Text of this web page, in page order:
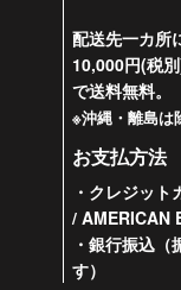
配送先一カ所
10,000円(税
で送料無料。
※沖縄・離島は
お支払方法
・クレジッ
/ AMERICAN
・銀行振込
す）